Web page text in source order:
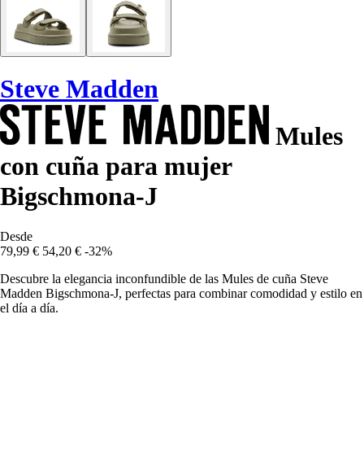
Steve Madden
Mules
con cuña para mujer
Bigschmona-J
Desde
79,99 € 54,20 € -32%
Descubre la elegancia inconfundible de las Mules de cuña Steve
Madden Bigschmona-J, perfectas para combinar comodidad y estilo en
el día a día.